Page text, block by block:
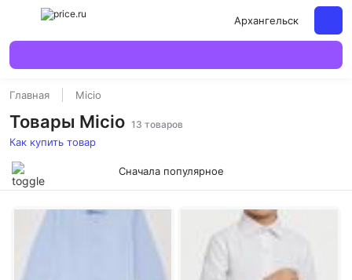
Архангельск
Главная Micio
Товары Micio 13 товаров
Как купить товар
Сначала популярное